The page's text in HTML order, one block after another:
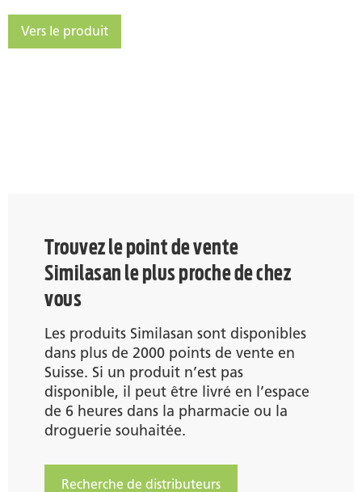
Similasan Nux Vomica
Vers le produit
Trouvez le point de vente
Similasan le plus proche de chez
vous
Les produits Similasan sont disponibles
dans plus de 2000 points de vente en
Suisse. Si un produit n’est pas
disponible, il peut être livré en l’espace
de 6 heures dans la pharmacie ou la
droguerie souhaitée.
Recherche de distributeurs